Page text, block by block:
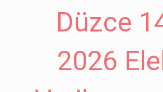
Düzce
2026